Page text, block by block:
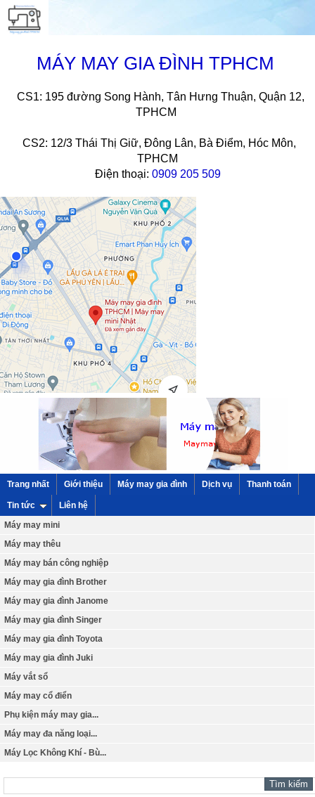
MÁY MAY GIA ĐÌNH TPHCM
CS1: 195 đường Song Hành, Tân Hưng Thuận, Quận 12,
TPHCM
CS2: 12/3 Thái Thị Giữ, Đông Lân, Bà Điểm, Hóc Môn,
TPHCM
Điện thoại: 0909 205 509
Trang nhất Giới thiệu Máy may gia đình Dịch vụ Thanh toán
Tin tức
Liên hệ
Máy may mini
Máy may thêu
Máy may bán công nghiệp
Máy may gia đình Brother
Máy may gia đình Janome
Máy may gia đình Singer
Máy may gia đình Toyota
Máy may gia đình Juki
Máy vắt sổ
Máy may cổ điển
Phụ kiện máy may gia...
Máy may đa năng loại...
Máy Lọc Không Khí - Bù...